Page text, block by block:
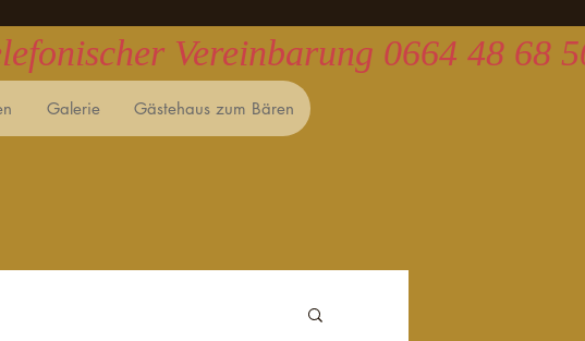
Galerie Gästehaus zum Bären
Vereinbarung 0664 48 68